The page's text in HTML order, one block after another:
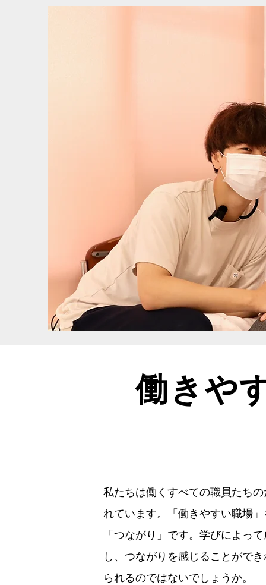
働きや
私たちは働くすべての職員たち
れています。「働きやすい職場
「つながり」です。学びによっ
し、つながりを感じることがで
られるのではないでしょうか。